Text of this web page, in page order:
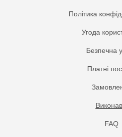
Політика
Угода
Безпечна
Платнi
FAQ